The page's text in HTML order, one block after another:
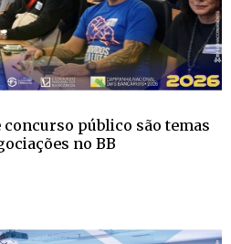
concurso público são temas
no BB